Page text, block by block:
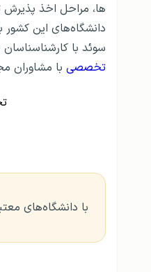
ها، مراحل اخذ پذیرش
دانشگاه­‌های این کشور
سوئد با
تخصصی با مشاوران
با دانشگاه‌های